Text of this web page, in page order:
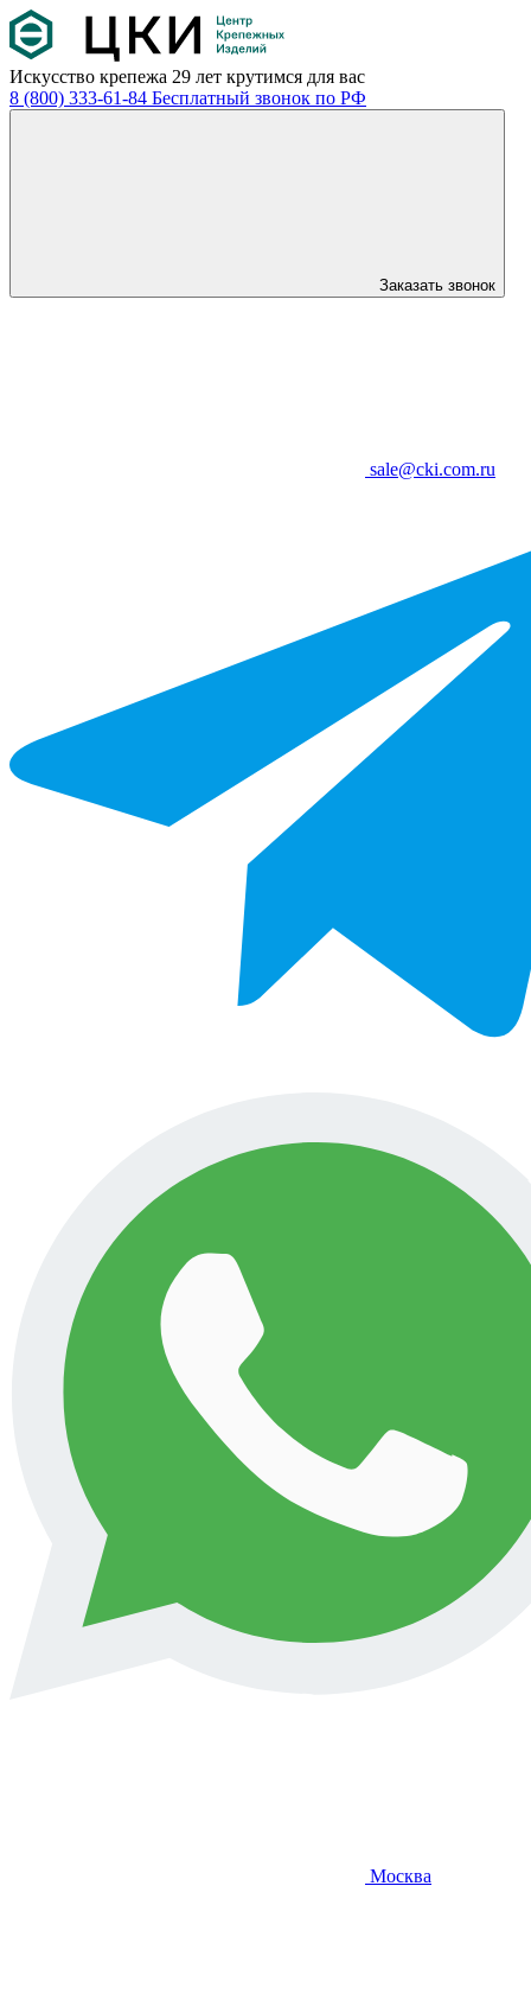
Искусство крепежа 29 лет крутимся для вас
8 (800) 333-61-84 Бесплатный звонок по РФ
Заказать звонок
sale@cki.com.ru
Москва